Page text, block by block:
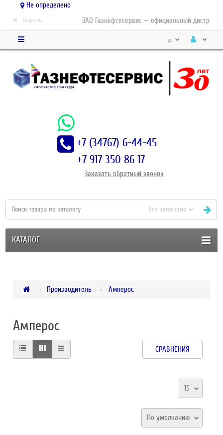
Не определено
ЗАО Газнефтесервис — официальный
× Закрыть
р.
+7 (34767) 6-44-45
+7 917 350 86 17
Заказать обратный звонок
Все категории
КАТАЛОГ
Производитель Амперос
Амперос
СРАВНЕНИЯ
15
По умолчанию